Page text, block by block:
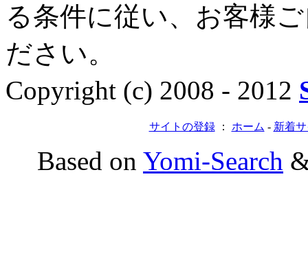
る条件に従い、お客様
ださい。
Copyright (c) 2008 - 2012
サイトの登録： ホーム - 新着
Based on Yomi-Search